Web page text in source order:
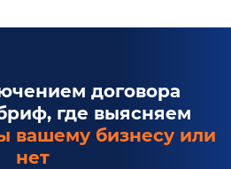
договора
где выясняем
вашему бизнесу или
нет